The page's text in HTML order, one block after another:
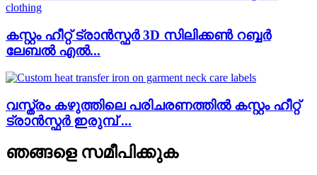
കസ്റ്റം ഹീറ്റ് ട്രാൻസ്ഫർ 3D സിലിക്കൺ റബ്ബർ
ലേബൽ എൽ...
വസ്ത്രം കഴുത്തിലെ പരിചരണത്തിൽ കസ്റ്റം ഹീറ്റ്
ട്രാൻസ്ഫർ ഇരുമ്പ് ...
ഞങ്ങളെ സമീപിക്കുക